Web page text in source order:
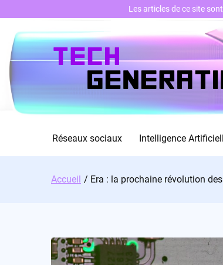
content
Réseaux sociaux Intelligence
Accueil Era : la prochaine révolution
Les articles de ce site